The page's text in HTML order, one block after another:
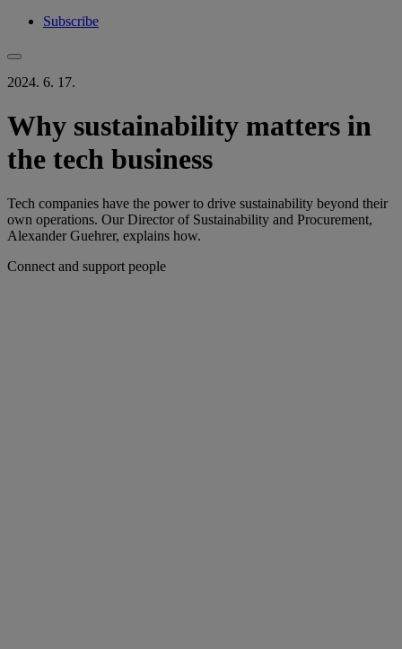
Subscribe
2024. 6. 17.
Why sustainability matters in
the tech business
Tech companies have the power to drive sustainability beyond their
own operations. Our Director of Sustainability and Procurement,
Alexander Guehrer, explains how.
Connect and support people